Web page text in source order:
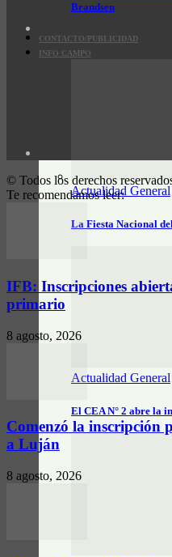
Brandsen
CONTACTO/PUBLICIDAD
INFO CAMPO
Actualidad General
La Fiesta Nacional
Actualidad General
El CEA N° 2 abre la
© Todos los derechos
Te recomendamos leer:
IFB: Inscripciones
primario
8 agosto, 2026
Comenzó la inscripción
a Luján
8 agosto, 2026